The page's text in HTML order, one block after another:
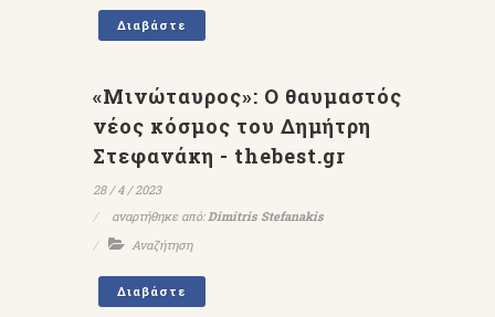
Διαβάστε
«Μινώταυρος»: Ο θαυμαστός
νέος κόσμος του Δημήτρη
Στεφανάκη - thebest.gr
28 / 4 / 2023
αναρτήθηκε από:Dimitris Stefanakis
Αναζήτηση
Διαβάστε